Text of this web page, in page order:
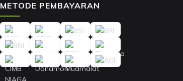
METODE PEMBAYARAN